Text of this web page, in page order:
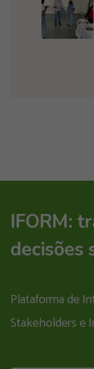
IFORM:
decisões
Plataforma de
Stakeholders e